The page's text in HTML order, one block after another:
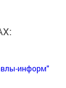
информ"